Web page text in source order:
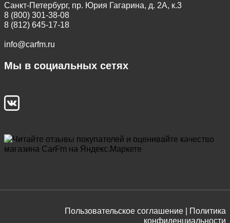
Санкт-Петербург, пр. Юрия Гагарина, д. 2А, к.3
8 (800) 301-38-08
8 (812) 645-17-18
info@carfm.ru
Мы в социальных сетях
Пользовательское соглашение |
Политика
конфиденциальности